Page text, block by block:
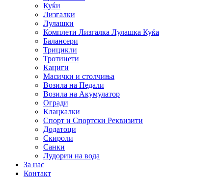
Куќи
Лизгалки
Лулашки
Комплети Лизгалка Лулашка Куќа
Балансери
Трицикли
Тротинети
Кациги
Mасички и столчиња
Возила на Педали
Возила на Акумулатор
Огради
Клацкалки
Спорт и Спортски Реквизити
Додатоци
Скироли
Санки
Лудории на вода
За нас
Контакт